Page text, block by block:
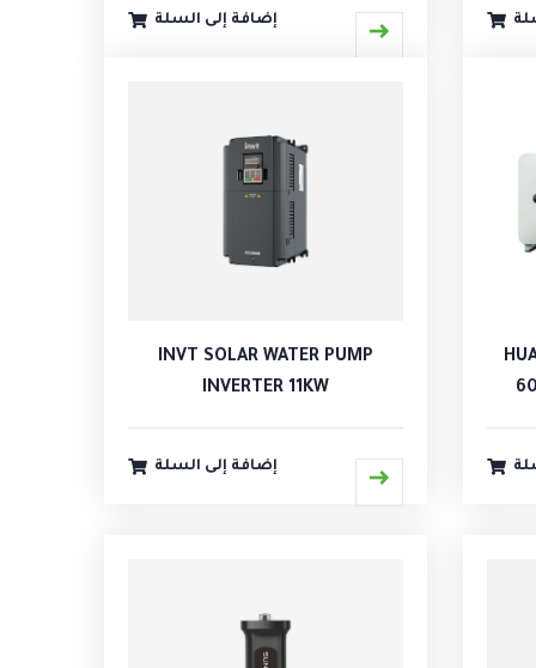
إضافة إلى السلة
INVT SOLAR WATER PUMP
INVERTER 11KW
إضافة إلى السلة